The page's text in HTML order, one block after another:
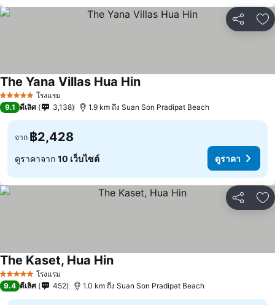
แชร์ เ
5 ดาว โรงแรม
The Yana Villas Hua Hin
9.1 ดีเลิศ 3,138 1.9 km ถึง Suan Son Pradipat Beach
จาก ฿2,428
ดูราคาจาก 10 เว็บไซต์ ดูราคา
แชร์ เ
5 ดาว โรงแรม
The Kaset, Hua Hin
9.4 ดีเลิศ 452 1.0 km ถึง Suan Son Pradipat Beach